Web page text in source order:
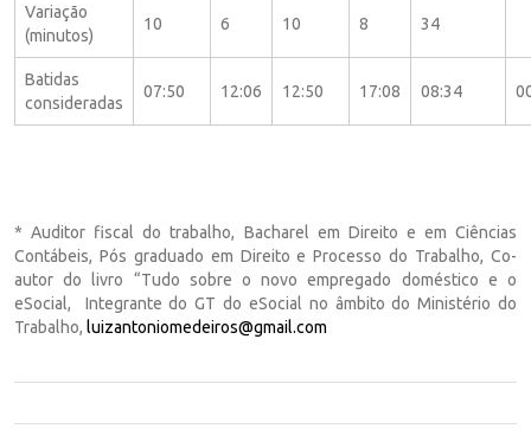
Variação
(minutos)
10 6 10 8 34
Batidas
consideradas
07:50 12:06 12:50 17:08 08:34
* Auditor fiscal do trabalho, Bacharel em Direito e em Ciências
Contábeis, Pós graduado em Direito e Processo do Trabalho, Co-
autor do livro “Tudo sobre o novo empregado doméstico e o
eSocial, Integrante do GT do eSocial no âmbito do Ministério do
Trabalho, luizantoniomedeiros@gmail.com